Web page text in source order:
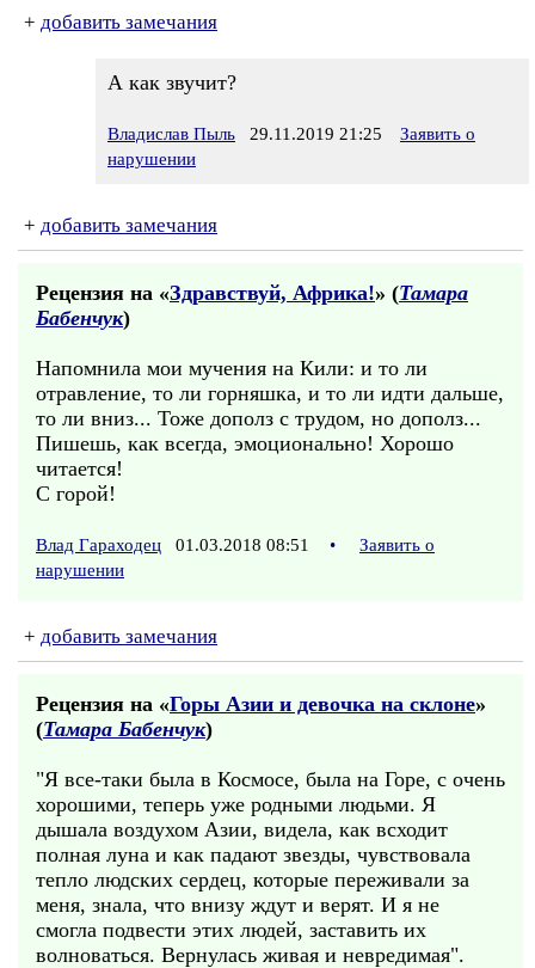
+ добавить замечания
А как звучит?
Владислав Пыль 29.11.2019 21:25
Заявить о
нарушении
+ добавить замечания
Рецензия на «Здравствуй, Африка!» (Тамара
Бабенчук)
Напомнила мои мучения на Кили: и то ли
отравление, то ли горняшка, и то ли идти дальше,
то ли вниз... Тоже дополз с трудом, но дополз...
Пишешь, как всегда, эмоционально! Хорошо
читается!
С горой!
Влад Гараходец 01.03.2018 08:51 •
Заявить о
нарушении
+ добавить замечания
Рецензия на «Горы Азии и девочка на склоне»
(Тамара Бабенчук)
"Я все-таки была в Космосе, была на Горе, с очень
хорошими, теперь уже родными людьми. Я
дышала воздухом Азии, видела, как всходит
полная луна и как падают звезды, чувствовала
тепло людских сердец, которые переживали за
меня, знала, что внизу ждут и верят. И я не
смогла подвести этих людей, заставить их
волноваться. Вернулась живая и невредимая".